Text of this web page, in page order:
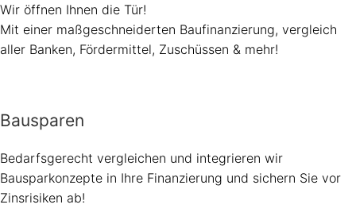
Wir öffnen Ihnen die Tür!
Mit einer maßgeschneiderten Baufinanzierung, vergleich
aller Banken, Fördermittel, Zuschüssen & mehr!
Bausparen
Bedarfsgerecht vergleichen und integrieren wir
Bausparkonzepte in Ihre Finanzierung und sichern Sie vor
Zinsrisiken ab!